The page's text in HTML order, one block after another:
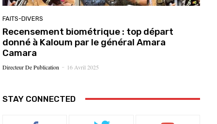
FAITS-DIVERS
Recensement biométrique : top départ
donné à Kaloum par le général Amara
Camara
Directeur De Publication - 16 Avril 2025
STAY CONNECTED